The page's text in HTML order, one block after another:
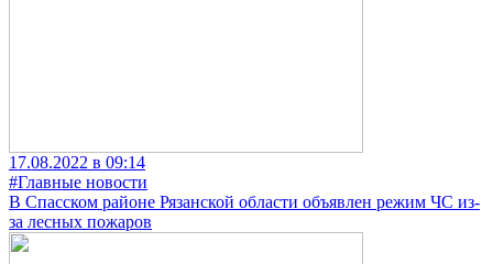
17.08.2022 в 09:14
#Главные новости
В Спасском районе Рязанской области объявлен режим ЧС из-
за лесных пожаров